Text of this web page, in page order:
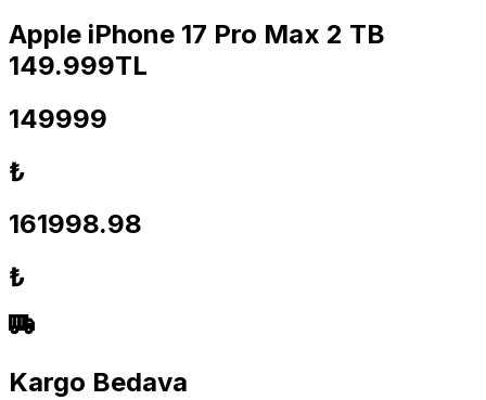
Apple iPhone 17 Pro Max 2 TB
149.999TL
149999
₺
161998.98
₺
Kargo Bedava